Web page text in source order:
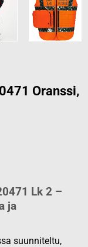
Oranssi,
Lk 2 –
ja
suunniteltu,